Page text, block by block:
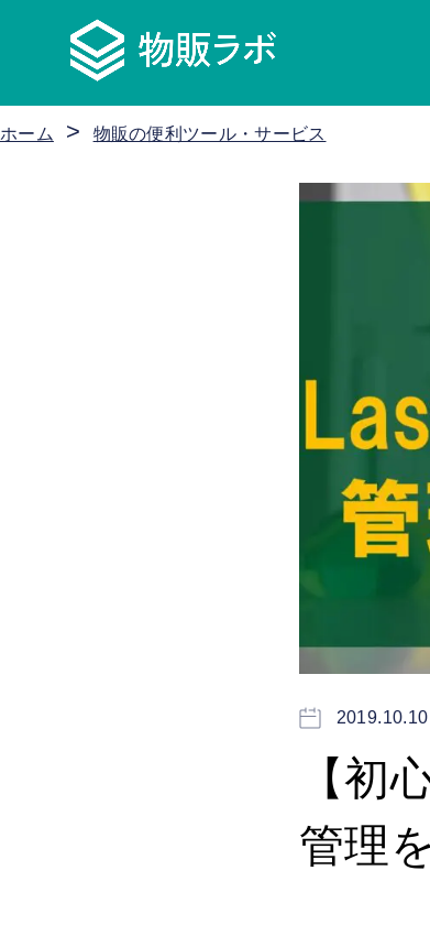
ホーム > 物販の便利ツール・サービス
【初
管理